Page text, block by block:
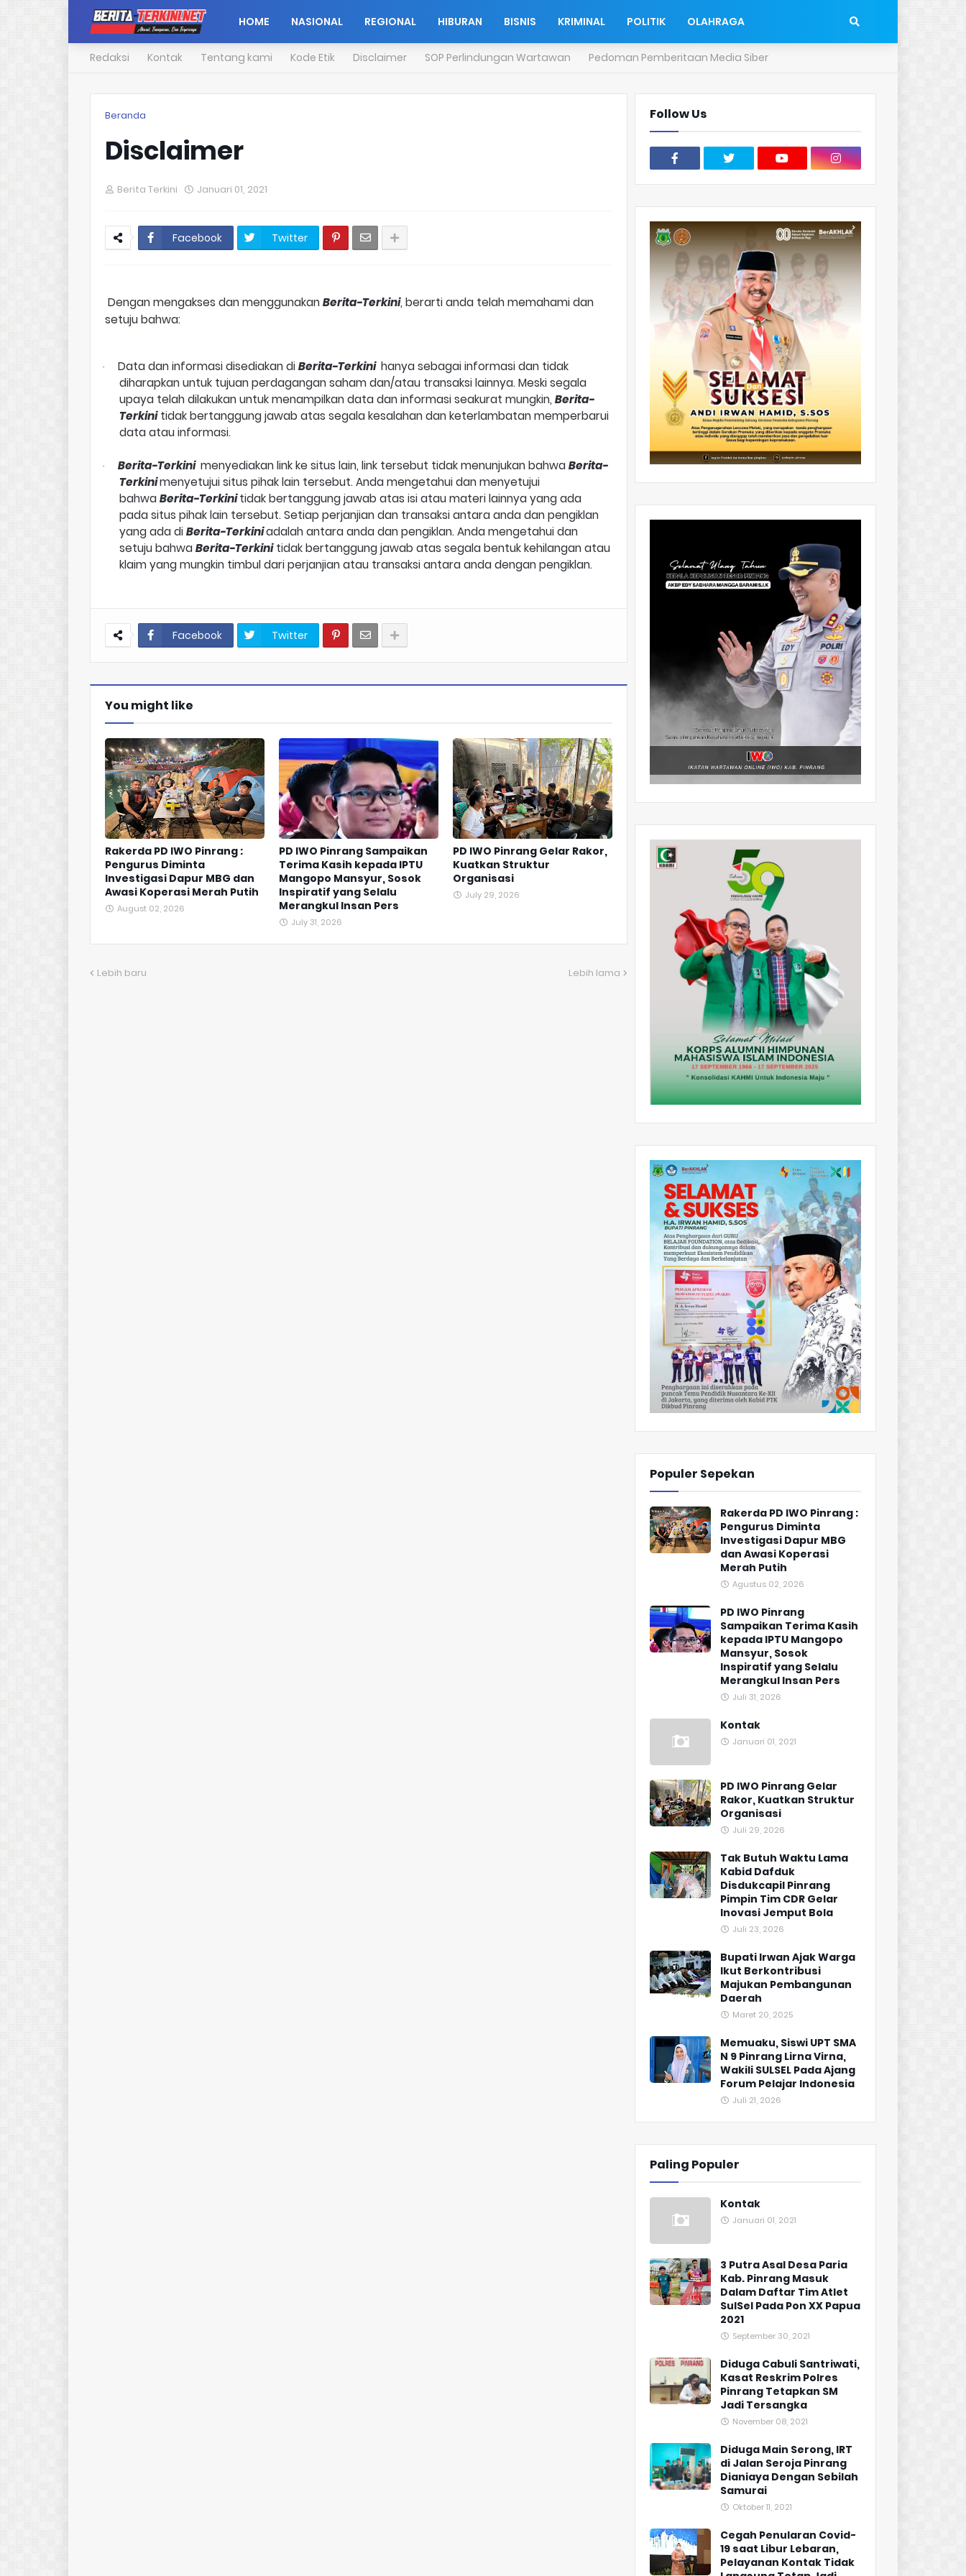
HOME NASIONAL REGIONAL HIBURAN BISNIS KRIMINAL POLITIK OLAHRAGA
Redaksi Kontak Tentang kami Kode Etik Disclaimer SOP Perlindungan Wartawan Pedoman Pemberitaan Media Siber
Beranda
Disclaimer
Berita Terkini Januari 01, 2021
Facebook Twitter
Dengan mengakses dan menggunakanBerita-Terkini, berarti anda telah memahami dan
setuju bahwa:
· Data dan informasi disediakan diBerita-Terkini hanya sebagai informasi dan tidak
diharapkan untuk tujuan perdagangan saham dan/atau transaksi lainnya. Meski segala
upaya telah dilakukan untuk menampilkan data dan informasi seakurat mungkin, Berita-
Terkinitidak bertanggung jawab atas segala kesalahan dan keterlambatan memperbarui
data atau informasi.
· Berita-Terkini menyediakan link ke situs lain, link tersebut tidak menunjukan bahwaBerita-
Terkinimenyetujui situs pihak lain tersebut. Anda mengetahui dan menyetujui
bahwaBerita-Terkinitidak bertanggung jawab atas isi atau materi lainnya yang ada
pada situs pihak lain tersebut. Setiap perjanjian dan transaksi antara anda dan pengiklan
yang ada diBerita-Terkiniadalah antara anda dan pengiklan. Anda mengetahui dan
setuju bahwaBerita-Terkinitidak bertanggung jawab atas segala bentuk kehilangan atau
klaim yang mungkin timbul dari perjanjian atau transaksi antara anda dengan pengiklan.
Facebook Twitter
You might like
Rakerda PD IWO Pinrang :
Pengurus Diminta
Investigasi Dapur MBG dan
Awasi Koperasi Merah Putih
August 02, 2026
PD IWO Pinrang Sampaikan
Terima Kasih kepada IPTU
Mangopo Mansyur, Sosok
Inspiratif yang Selalu
Merangkul Insan Pers
July 31, 2026
PD IWO Pinrang Gelar Rakor,
Kuatkan Struktur
Organisasi
July 29, 2026
Lebih baru Lebih lama
Follow Us
Populer Sepekan
Rakerda PD IWO Pinrang :
Pengurus Diminta
Investigasi Dapur MBG
dan Awasi Koperasi
Merah Putih
Agustus 02, 2026
PD IWO Pinrang
Sampaikan Terima Kasih
kepada IPTU Mangopo
Mansyur, Sosok
Inspiratif yang Selalu
Merangkul Insan Pers
Juli 31, 2026
Kontak
Januari 01, 2021
PD IWO Pinrang Gelar
Rakor, Kuatkan Struktur
Organisasi
Juli 29, 2026
Tak Butuh Waktu Lama
Kabid Dafduk
Disdukcapil Pinrang
Pimpin Tim CDR Gelar
Inovasi Jemput Bola
Juli 23, 2026
Bupati Irwan Ajak Warga
Ikut Berkontribusi
Majukan Pembangunan
Daerah
Maret 20, 2025
Memuaku, Siswi UPT SMA
N 9 Pinrang Lirna Virna,
Wakili SULSEL Pada Ajang
Forum Pelajar Indonesia
Juli 21, 2026
Paling Populer
Kontak
Januari 01, 2021
3 Putra Asal Desa Paria
Kab. Pinrang Masuk
Dalam Daftar Tim Atlet
SulSel Pada Pon XX Papua
2021
September 30, 2021
Diduga Cabuli Santriwati,
Kasat Reskrim Polres
Pinrang Tetapkan SM
Jadi Tersangka
November 08, 2021
Diduga Main Serong, IRT
di Jalan Seroja Pinrang
Dianiaya Dengan Sebilah
Samurai
Oktober 11, 2021
Cegah Penularan Covid-
19 saat Libur Lebaran,
Pelayanan Kontak Tidak